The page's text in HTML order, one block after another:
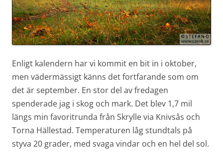
Enligt kalendern har vi kommit en bit in i oktober,
men vädermässigt känns det fortfarande som om
det är september. En stor del av fredagen
spenderade jag i skog och mark. Det blev 1,7 mil
längs min favoritrunda från Skrylle via Knivsås och
Torna Hällestad. Temperaturen låg stundtals på
styva 20 grader, med svaga vindar och en hel del sol.